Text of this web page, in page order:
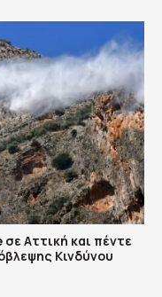
Αττική και πέντε
Κινδύνου